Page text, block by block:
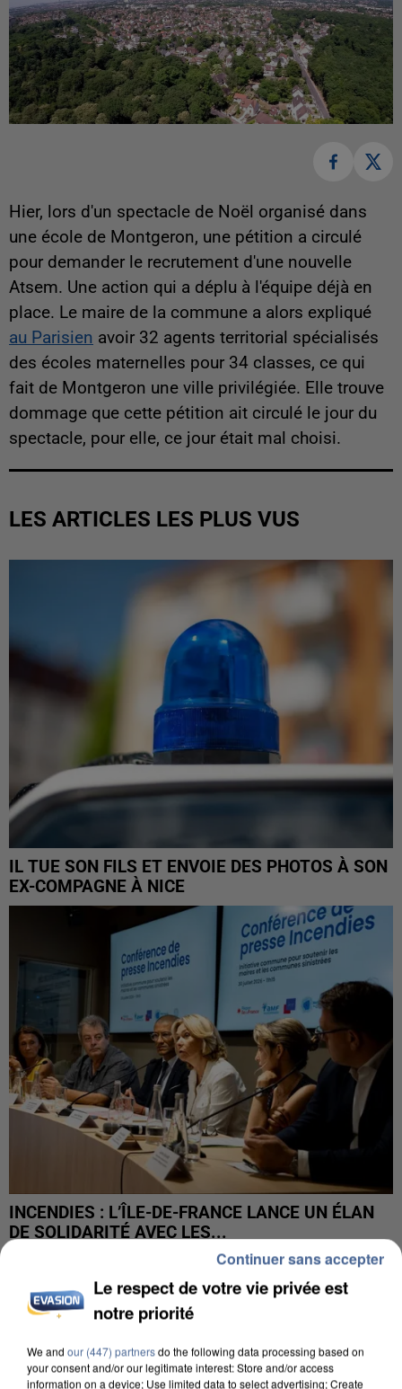
Hier, lors d'un spectacle de Noël organisé dans
une école de Montgeron, une pétition a circulé
pour demander le recrutement d'une nouvelle
Atsem. Une action qui a déplu à l'équipe déjà en
place. Le maire de la commune a alors expliqué
au Parisien avoir 32 agents territorial spécialisés
des écoles maternelles pour 34 classes, ce qui
fait de Montgeron une ville privilégiée. Elle trouve
dommage que cette pétition ait circulé le jour du
spectacle, pour elle, ce jour était mal choisi.
LES ARTICLES LES PLUS VUS
IL TUE SON FILS ET ENVOIE DES PHOTOS À SON
EX-COMPAGNE À NICE
INCENDIES : L’ÎLE-DE-FRANCE LANCE UN ÉLAN
DE SOLIDARITÉ AVEC LES...
Le respect de votre vie privée est
notre priorité
We and our (447) partnersdo the following data processing based on
your consent and/or our legitimate interest: Store and/or access
information on a device; Use limited data to select advertising; Create
Continuer sans accepter